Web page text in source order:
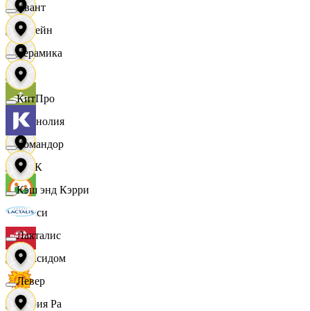
Лорейн
Луч
Магнолия
МАК
Макси
Максидом
Мария Ра
Квант
Керамика
КитПро
Командор
Кэш энд Кэрри
Лакталис
Левер